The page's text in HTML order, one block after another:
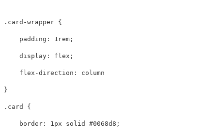
.card-wrapper {
padding : 1rem ;
display : flex ;
flex-direction : column
}
.card {
border : 1px solid #0068d8 ;